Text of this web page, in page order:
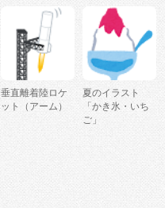
垂直離着陸ロケ
ット（アーム）
夏のイラスト
「かき氷・いち
ご」